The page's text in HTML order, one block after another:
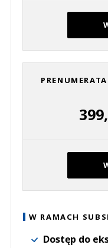
W RAMACH
Dostęp do